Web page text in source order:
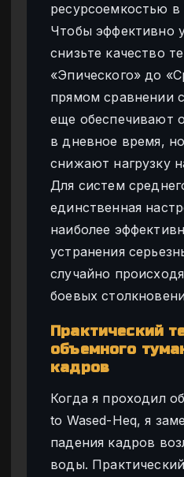
ресурсоемкостью в
Чтобы эффективно
снизьте качество
«Эпического» до
прямом сравнении
еще обеспечивают
в дневное время,
снижают нагрузку
Для систем
единственная
наиболее
устранения
случайно
боевых
Практический
объемного
кадров
Когда я проходил
to Wased-Heq, я
падения кадров
воды.